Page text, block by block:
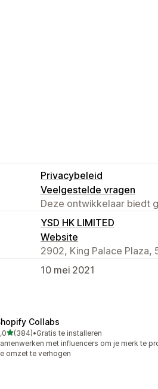
Privacybeleid
Veelgestelde vragen
Deze ontwikkelaar biedt
YSD HK LIMITED
Website
2902, King Palace Plaza,
10 mei 2021
Collabs
van 5 sterren
(384)
recensies in totaal
•Gratis te installeren
met influencers om je merk te
omzet te verhogen